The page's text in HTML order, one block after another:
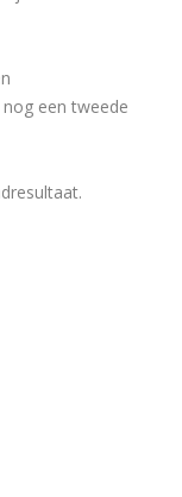
een tweede